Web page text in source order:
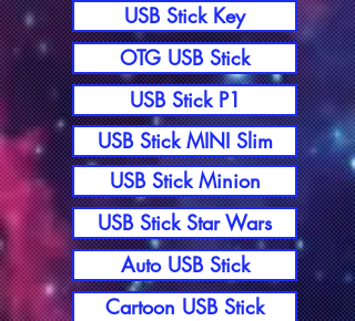
USB Stick Key
OTG USB Stick
USB Stick P1
USB Stick MINI Slim
USB Stick Minion
USB Stick Star Wars
Auto USB Stick
Cartoon USB Stick